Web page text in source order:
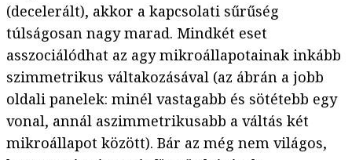
(decelerált), akkor a kapcsolati sűrűség
túlságosan nagy marad. Mindkét eset
asszociálódhat az agy mikroállapotainak inkább
szimmetrikus váltakozásával (az ábrán a jobb
oldali panelek: minél vastagabb és sötétebb egy
vonal, annál aszimmetrikusabb a váltás két
mikroállapot között). Bár az még nem világos,